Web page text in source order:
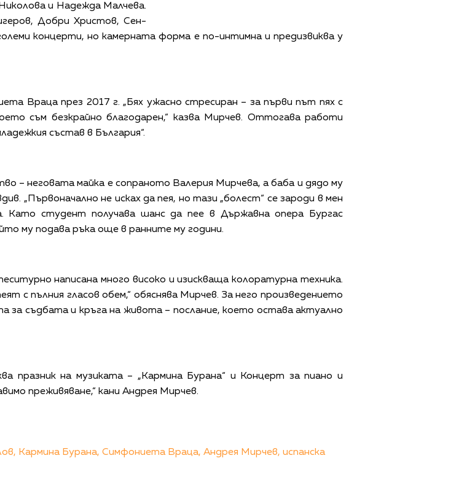
и Надежда Малчева.
Добри Христов, Сен-
концерти, но камерната форма е по-интимна и предизвиква у
Враца през 2017 г. „Бях ужасно стресиран – за първи път пях с
съм безкрайно благодарен,“ казва Мирчев. Оттогава работи
състав в България“.
– неговата майка е сопраното Валерия Мирчева, а баба и дядо му
„Първоначално не исках да пея, но тази „болест“ се зароди в мен
Като студент получава шанс да пее в Държавна опера Бургас
му подава ръка още в ранните му години.
написана много високо и изискваща колоратурна техника.
с пълния гласов обем,“ обяснява Мирчев. За него произведението
за съдбата и кръга на живота – послание, което остава актуално
празник на музиката – „Кармина Бурана“ и Концерт за пиано и
преживяване,“ кани Андрея Мирчев.
Кармина Бурана, Симфониета Враца, Андрея Мирчев, испанска